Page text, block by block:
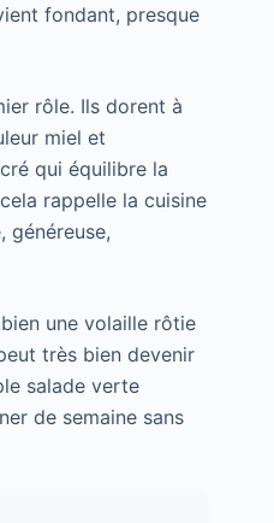
fondant, presque
rôle. Ils dorent à
miel et
qui équilibre la
rappelle la cuisine
généreuse,
une volaille rôtie
très bien devenir
salade verte
de semaine sans